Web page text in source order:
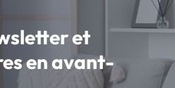
et
en avant-